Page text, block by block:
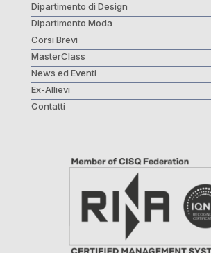
Dipartimento di Design
Dipartimento Moda
Corsi Brevi
MasterClass
News ed Eventi
Ex-Allievi
Contatti